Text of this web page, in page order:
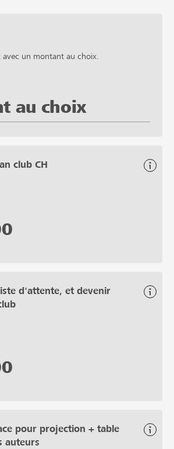
avec un montant au choix.
au choix
club CH
d'attente, et devenir
pour projection + table
auteurs